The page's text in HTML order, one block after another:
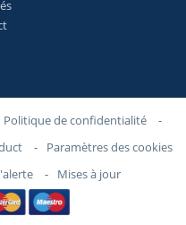
Politique de confidentialité
-
-
Paramètres des cookies
- Mises à jour